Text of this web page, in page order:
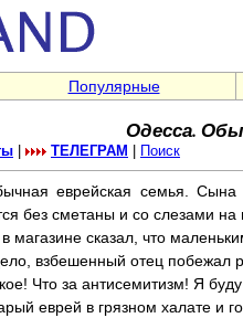
Популярные
Одесса.
ТЕЛЕГРАМ Поиск
еврейская семья.
без сметаны и со слезами на
магазине сказал, что
взбешенный отец побежал
Что за антисемитизм! Я
еврей в грязном халате и